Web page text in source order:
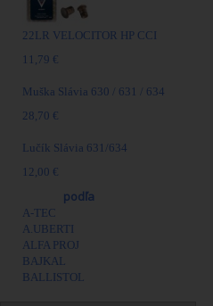
22LR VELOCITOR HP CCI
11,79 €
Muška Slávia 630 / 631 / 634
28,70 €
Lučík Slávia 631/634
12,00 €
podľa
A-TEC
A.UBERTI
ALFA PROJ
BAJKAL
BALLISTOL